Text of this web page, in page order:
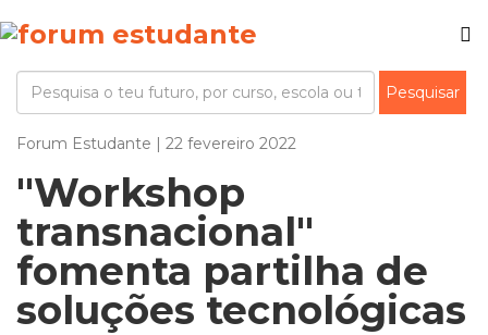
Forum Estudante | 22 fevereiro 2022
"Workshop
transnacional"
fomenta partilha de
soluções tecnológicas